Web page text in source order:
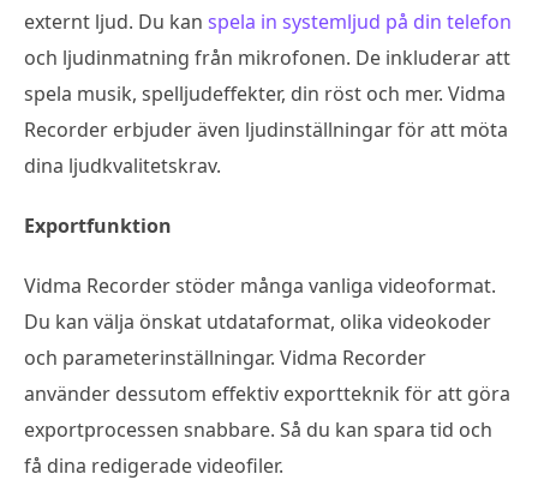
externt ljud. Du kan spela in systemljud på din telefon
och ljudinmatning från mikrofonen. De inkluderar att
spela musik, spelljudeffekter, din röst och mer. Vidma
Recorder erbjuder även ljudinställningar för att möta
dina ljudkvalitetskrav.
Exportfunktion
Vidma Recorder stöder många vanliga videoformat.
Du kan välja önskat utdataformat, olika videokoder
och parameterinställningar. Vidma Recorder
använder dessutom effektiv exportteknik för att göra
exportprocessen snabbare. Så du kan spara tid och
få dina redigerade videofiler.